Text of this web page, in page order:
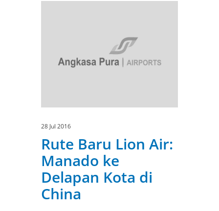
28 Jul 2016
Rute Baru Lion Air:
Manado ke
Delapan Kota di
China